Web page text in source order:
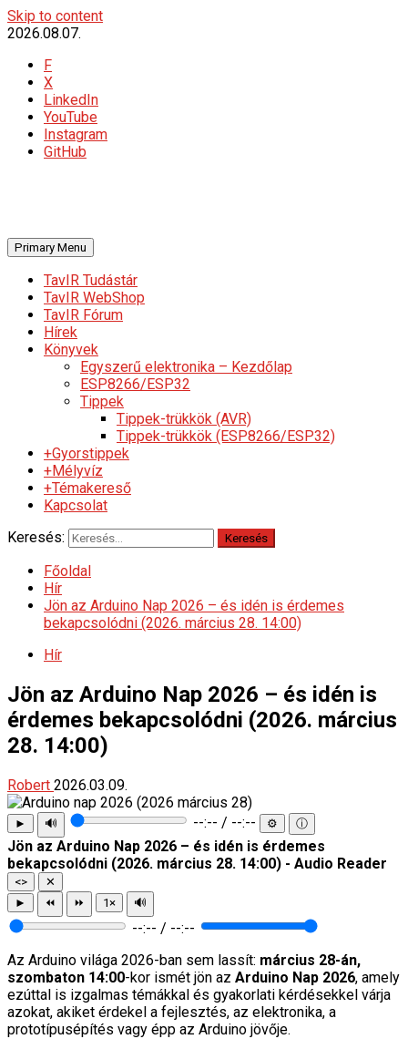
Skip to content
2026.08.07.
F
X
LinkedIn
YouTube
Instagram
GitHub
Primary Menu
TavIR Tudástár
TavIR WebShop
TavIR Fórum
Hírek
Könyvek
Egyszerű elektronika – Kezdőlap
ESP8266/ESP32
Tippek
Tippek-trükkök (AVR)
Tippek-trükkök (ESP8266/ESP32)
+Gyorstippek
+Mélyvíz
+Témakereső
Kapcsolat
Keresés:
Főoldal
Hír
Jön az Arduino Nap 2026 – és idén is érdemes
bekapcsolódni (2026. március 28. 14:00)
Hír
Jön az Arduino Nap 2026 – és idén is
érdemes bekapcsolódni (2026. március
28. 14:00)
Robert 2026.03.09.
► 🔊 --:-- / --:-- ⚙ ⓘ
Jön az Arduino Nap 2026 – és idén is érdemes
bekapcsolódni (2026. március 28. 14:00) - Audio Reader
<>
✕
►
⏪ ⏩ 1× 🔊
--:-- / --:--
Az Arduino világa 2026-ban sem lassít: március 28-án,
szombaton 14:00-kor ismét jön az Arduino Nap 2026, amely
ezúttal is izgalmas témákkal és gyakorlati kérdésekkel várja
azokat, akiket érdekel a fejlesztés, az elektronika, a
prototípusépítés vagy épp az Arduino jövője.